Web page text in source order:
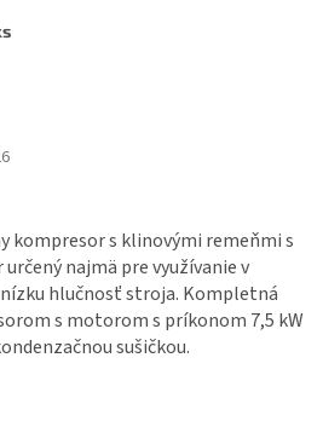
kompresor s klinovými remeňmi s
najmä pre využívanie v
hlučnosť stroja. Kompletná
s motorom s príkonom 7,5 kW
sušičkou.